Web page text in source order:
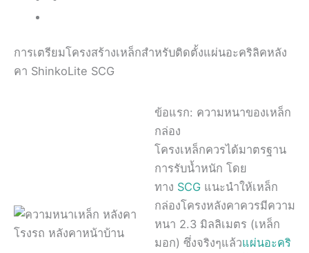
การเตรียมโครงสร้างเหล็กสำหรับติดตั้งแผ่นอะคริลิคหลัง
คา ShinkoLite SCG
ข้อแรก: ความหนาของเหล็ก
กล่อง
โครงเหล็กควรได้มาตรฐาน
การรับน้ำหนัก โดย
ทาง SCG แนะนำให้เหล็ก
กล่องโครงหลังคาควรมีความ
หนา 2.3 มิลลิเมตร (เหล็ก
มอก) ซึ่งจริงๆแล้วแผ่นอะคริ